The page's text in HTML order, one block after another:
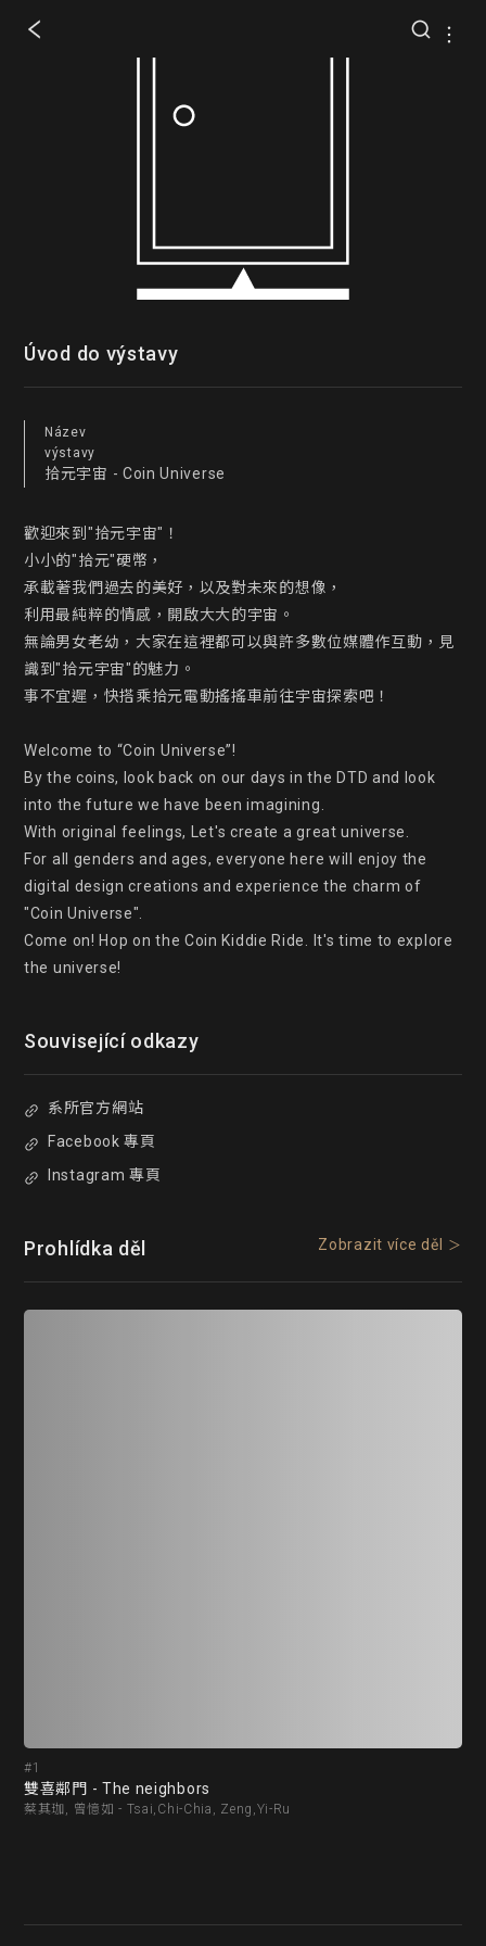
Úvod do výstavy
Název
výstavy
拾元宇宙 - Coin Universe
歡迎來到"拾元宇宙"！
小小的"拾元"硬幣，
承載著我們過去的美好，以及對未來的想像，
利用最純粹的情感，開啟大大的宇宙。
無論男女老幼，大家在這裡都可以與許多數位媒體作互動，見
識到"拾元宇宙"的魅力。
事不宜遲，快搭乘拾元電動搖搖車前往宇宙探索吧！
Welcome to “Coin Universe”!
By the coins, look back on our days in the DTD and look
into the future we have been imagining.
With original feelings, Let's create a great universe.
For all genders and ages, everyone here will enjoy the
digital design creations and experience the charm of
"Coin Universe".
Come on! Hop on the Coin Kiddie Ride. It's time to explore
the universe!
Související odkazy
系所官方網站
Facebook 專頁
Instagram 專頁
Prohlídka děl Zobrazit více děl
#1
雙喜鄰門 - The neighbors
蔡其珈, 曾憶如 - Tsai,Chi-Chia, Zeng,Yi-Ru